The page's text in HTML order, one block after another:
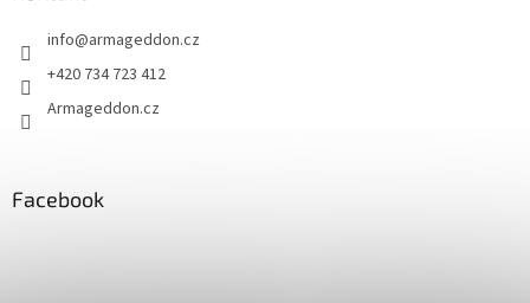
info@armageddon.cz
+420 734 723 412
Armageddon.cz
Facebook